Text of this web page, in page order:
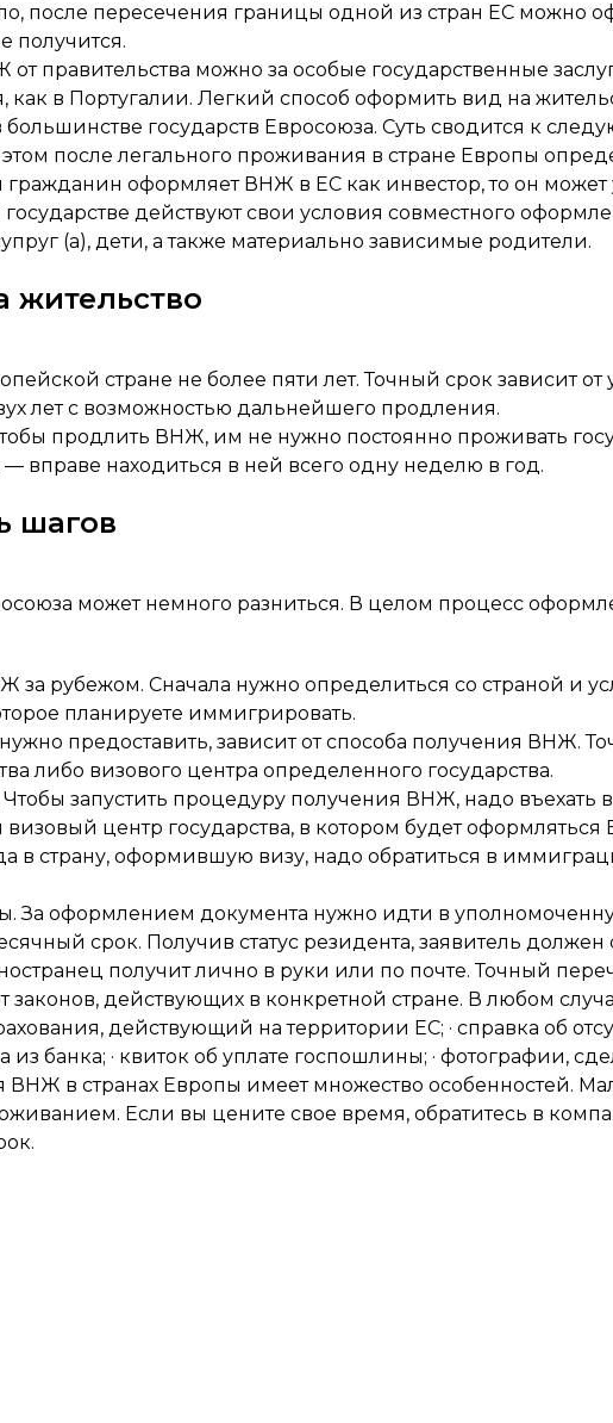
после пересечения границы одной из стран ЕС можно
получится.
правительства можно за особые государственные
в Португалии. Легкий способ оформить вид на
государств Евросоюза. Суть сводится к
после легального проживания в стране Европы
оформляет ВНЖ в ЕС как инвестор, то он может
действуют свои условия совместного
(а), дети, а также материально зависимые родители.
жительство
стране не более пяти лет. Точный срок зависит
лет с возможностью дальнейшего продления.
продлить ВНЖ, им не нужно постоянно проживать
вправе находиться в ней всего одну неделю в год.
шагов
может немного разниться. В целом процесс
рубежом. Сначала нужно определиться со страной и
планируете иммигрировать.
предоставить, зависит от способа получения ВНЖ.
либо визового центра определенного государства.
запустить процедуру получения ВНЖ, надо въехать в
центр государства, в котором будет
в страну, оформившую визу, надо обратиться в
За оформлением документа нужно идти в
срок. Получив статус резидента, заявитель
получит лично в руки или по почте. Точный
законов, действующих в конкретной стране. В любом
действующий на территории ЕС; · справка об
банка; · квиток об уплате госпошлины; · фотографии,
в странах Европы имеет множество особенностей.
Если вы цените свое время, обратитесь в